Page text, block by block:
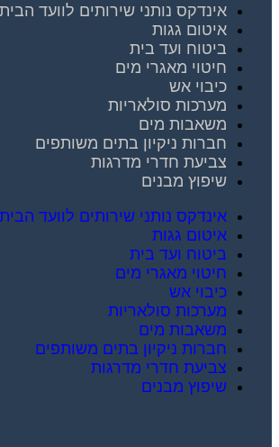
אינדקס נותני שירותים לוועד הבית
איטום גגות
ביטוח ועד בית
חיטוי מאגרי מים
כיבוי אש
מערכות סולאריות
משאבות מים
חברות ניקיון בתים משותפים
צביעת חדרי מדרגות
שיפוץ מבנים
אינדקס נותני שירותים לוועד הבית
איטום גגות
ביטוח ועד בית
חיטוי מאגרי מים
כיבוי אש
מערכות סולאריות
משאבות מים
חברות ניקיון בתים משותפים
צביעת חדרי מדרגות
שיפוץ מבנים